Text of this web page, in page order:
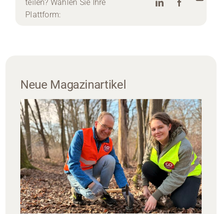
teilen? Wählen Sie Ihre
Plattform:
Neue Magazinartikel